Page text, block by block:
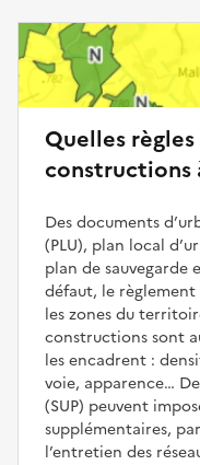
Quelles
constructions
Des documents
(PLU), plan local
plan de sauvegarde
défaut, le
les zones du
constructions sont
les encadrent :
voie, apparence…
(SUP) peuvent
supplémentaires,
l’entretien des